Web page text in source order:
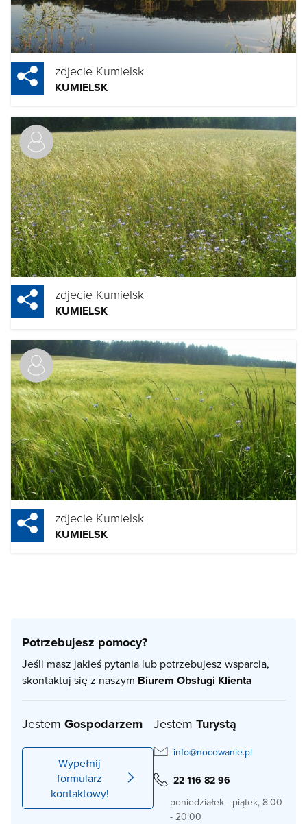
zdjecie Kumielsk
KUMIELSK
zdjecie Kumielsk
KUMIELSK
zdjecie Kumielsk
KUMIELSK
Potrzebujesz pomocy?
Jeśli masz jakieś pytania lub potrzebujesz wsparcia,
skontaktuj się z naszym Biurem Obsługi Klienta
Jestem Gospodarzem
Wypełnij
formularz
kontaktowy!
Jestem Turystą
info@nocowanie.pl
22 116 82 96
poniedziałek - piątek, 8:00
- 20:00